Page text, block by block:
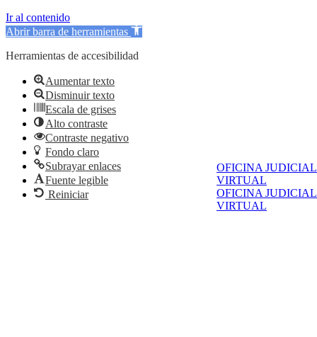
OFICINA JUDICIAL
VIRTUAL
OFICINA JUDICIAL
VIRTUAL
Ir al contenido
Abrir barra de herramientas
Herramientas de accesibilidad
Aumentar texto
Disminuir texto
Escala de grises
Alto contraste
Contraste negativo
Fondo claro
Subrayar enlaces
Fuente legible
Reiniciar